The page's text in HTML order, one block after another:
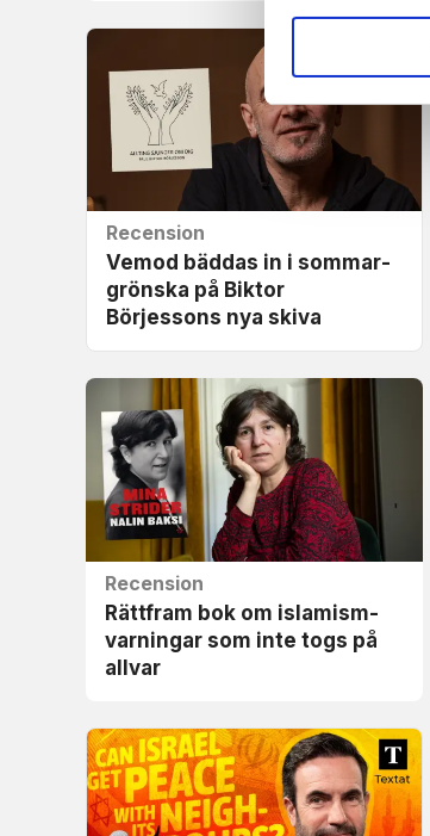
Recension
Vemod bäddas in i sommar­
grönska på Biktor
Börjessons nya skiva
Recension
Rättfram bok om islamism­
varningar som inte togs på
allvar